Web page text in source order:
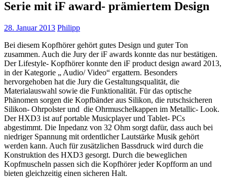
Serie mit iF award- prämiertem Design
28. Januar 2013 Philipp
Bei diesem Kopfhörer gehört gutes Design und guter Ton
zusammen. Auch die Jury der iF awards konnte das nur bestätigen.
Der Lifestyle- Kopfhörer konnte den iF product design award 2013,
in der Kategorie „ Audio/ Video“ ergattern. Besonders
hervorgehoben hat die Jury die Gestaltungsqualität, die
Materialauswahl sowie die Funktionalität. Für das optische
Phänomen sorgen die Kopfbänder aus Silikon, die rutschsicheren
Silikon- Ohrpolster und die Ohrmuschelkappen im Metallic- Look.
Der HXD3 ist auf portable Musicplayer und Tablet- PCs
abgestimmt. Die Inpedanz von 32 Ohm sorgt dafür, dass auch bei
niedriger Spannung mit ordentlicher Lautstärke Musik gehört
werden kann. Auch für zusätzlichen Bassdruck wird durch die
Konstruktion des HXD3 gesorgt. Durch die beweglichen
Kopfmuscheln passen sich die Kopfhörer jeder Kopfform an und
bieten gleichzeitig einen sicheren Halt.